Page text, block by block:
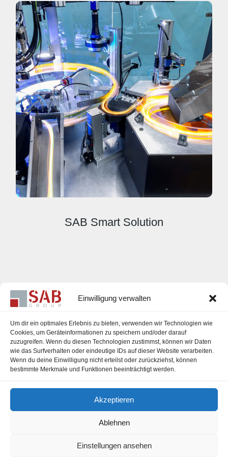
Einwilligung verwalten
Um dir ein optimales Erlebnis zu bieten, verwenden wir Technologien wie
Cookies, um Geräteinformationen zu speichern und/oder darauf
zuzugreifen. Wenn du diesen Technologien zustimmst, können wir Daten
wie das Surfverhalten oder eindeutige IDs auf dieser Website verarbeiten.
Wenn du deine Einwilligung nicht erteilst oder zurückziehst, können
bestimmte Merkmale und Funktionen beeinträchtigt werden.
Akzeptieren
Ablehnen
Einstellungen ansehen
SAB Smart Solution
Karriere
Impressum
Datenschutzerklärung
Cookie-Richtlinie (EU)
office@sab-group.com